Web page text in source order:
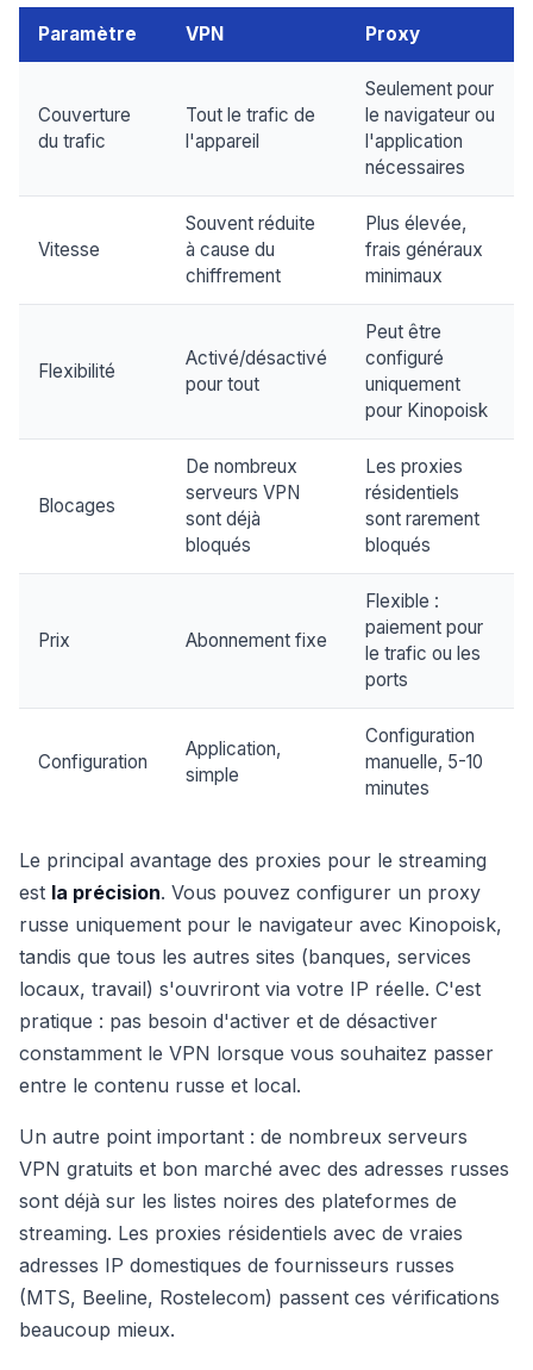
Paramètre VPN Proxy
Couverture
du trafic
Tout le trafic de
l'appareil
Seulement pour
le navigateur ou
l'application
nécessaires
Vitesse
Souvent réduite
à cause du
chiffrement
Plus élevée,
frais généraux
minimaux
Flexibilité
Activé/désactivé
pour tout
Peut être
configuré
uniquement
pour Kinopoisk
Blocages
De nombreux
serveurs VPN
sont déjà
bloqués
Les proxies
résidentiels
sont rarement
bloqués
Prix Abonnement fixe
Flexible :
paiement pour
le trafic ou les
ports
Configuration
Application,
simple
Configuration
manuelle, 5-10
minutes
Le principal avantage des proxies pour le streaming
est la précision. Vous pouvez configurer un proxy
russe uniquement pour le navigateur avec Kinopoisk,
tandis que tous les autres sites (banques, services
locaux, travail) s'ouvriront via votre IP réelle. C'est
pratique : pas besoin d'activer et de désactiver
constamment le VPN lorsque vous souhaitez passer
entre le contenu russe et local.
Un autre point important : de nombreux serveurs
VPN gratuits et bon marché avec des adresses russes
sont déjà sur les listes noires des plateformes de
streaming. Les proxies résidentiels avec de vraies
adresses IP domestiques de fournisseurs russes
(MTS, Beeline, Rostelecom) passent ces vérifications
beaucoup mieux.